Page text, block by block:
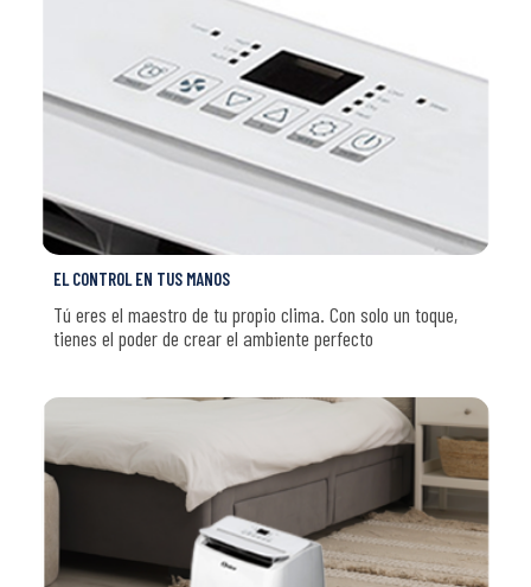
EL CONTROL EN TUS MANOS
Tú eres el maestro de tu propio clima. Con solo un toque,
tienes el poder de crear el ambiente perfecto